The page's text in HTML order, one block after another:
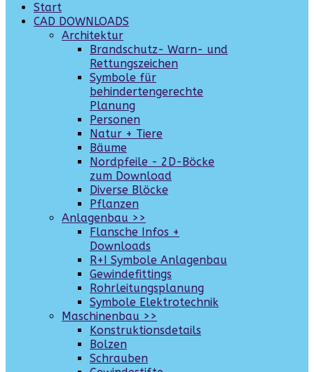
Start
CAD DOWNLOADS
Architektur
Brandschutz- Warn- und
Rettungszeichen
Symbole für
behindertengerechte
Planung
Personen
Natur + Tiere
Bäume
Nordpfeile - 2D-Böcke
zum Download
Diverse Blöcke
Pflanzen
Anlagenbau >>
Flansche Infos +
Downloads
R+I Symbole Anlagenbau
Gewindefittings
Rohrleitungsplanung
Symbole Elektrotechnik
Maschinenbau >>
Konstruktionsdetails
Bolzen
Schrauben